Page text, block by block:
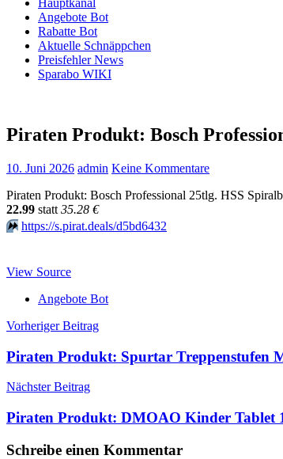
Hauptkanal
Angebote Bot
Rabatte Bot
Aktuelle Schnäppchen
Preisfehler News
Sparabo WIKI
Piraten Produkt: Bosch
10. Juni 2026 admin Keine Kommentare
Piraten Produkt: Bosch Professional 25tlg. HSS
22.99 statt 35.28 €
⏩️ https://s.pirat.deals/d5bd6432
View Source
Angebote Bot
Beitragsnavigation
Vorheriger Beitrag
Piraten Produkt: Spurtar Treppenstufen
Nächster Beitrag
Piraten Produkt: DMOAO Kinder
Schreibe einen Kommentar